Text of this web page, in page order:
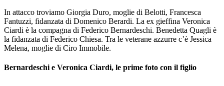
In attacco troviamo Giorgia Duro, moglie di Belotti, Francesca
Fantuzzi, fidanzata di Domenico Berardi. La ex gieffina Veronica
Ciardi è la compagna di Federico Bernardeschi. Benedetta Quagli è
la fidanzata di Federico Chiesa. Tra le veterane azzurre c’è Jessica
Melena, moglie di Ciro Immobile.
Bernardeschi e Veronica Ciardi, le prime foto con il figlio